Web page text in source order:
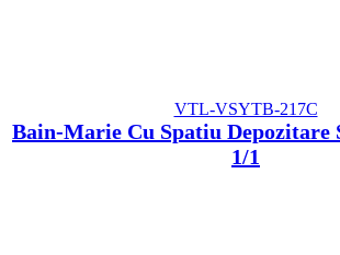
VTL-VSYTB-217C
Bain-Marie Cu Spatiu Depozitare
1/1